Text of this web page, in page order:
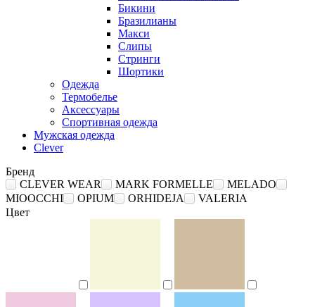
Бикини
Бразилианы
Макси
Слипы
Стринги
Шортики
Одежда
Термобелье
Аксессуары
Спортивная одежда
Мужская одежда
Clever
Бренд
CLEVER WEAR
MARK FORMELLE
MELADO
MIOOCCHI
OPIUM ORHIDEJA
VALERIA
Цвет